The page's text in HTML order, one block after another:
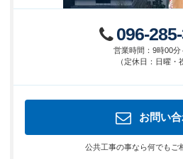
096-
営業時間 ： 9時00分
（ 定休日 ： 日曜・
お問い
公共工事の事なら何でもご